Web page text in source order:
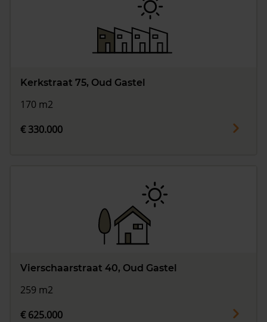
Kerkstraat 75, Oud Gastel
170 m2
€ 330.000
Vierschaarstraat 40, Oud Gastel
259 m2
€ 625.000